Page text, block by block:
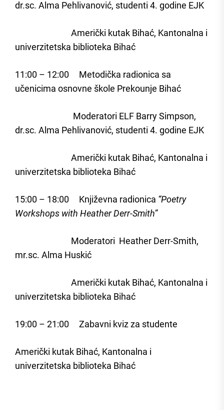
dr.sc. Alma Pehlivanović, studenti 4. godine EJK
Američki kutak Bihać, Kantonalna i
univerzitetska biblioteka Bihać
11:00 – 12:00 Metodička radionica sa
učenicima osnovne škole Prekounje Bihać
Moderatori ELF Barry Simpson,
dr.sc. Alma Pehlivanović, studenti 4. godine EJK
Američki kutak Bihać, Kantonalna i
univerzitetska biblioteka Bihać
15:00 – 18:00 Književna radionica “Poetry
Workshops with Heather Derr-Smith”
Moderatori Heather Derr-Smith,
mr.sc. Alma Huskić
Američki kutak Bihać, Kantonalna i
univerzitetska biblioteka Bihać
19:00 – 21:00 Zabavni kviz za studente
Američki kutak Bihać, Kantonalna i
univerzitetska biblioteka Bihać